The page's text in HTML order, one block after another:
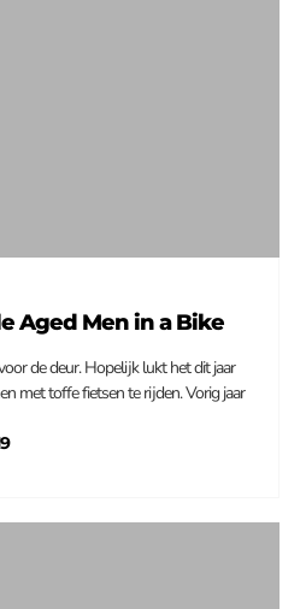
Aged Men in a Bike
de deur. Hopelijk lukt het dit jaar
met toffe fietsen te rijden. Vorig jaar